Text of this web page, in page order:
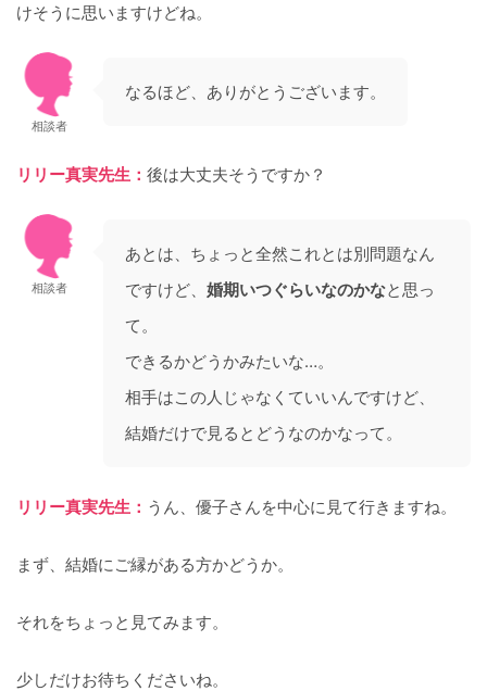
けそうに思いますけどね。
相談者
なるほど、ありがとうございます。
リリー真実先生： 後は大丈夫そうですか？
相談者
あとは、ちょっと全然これとは別問題なん
ですけど、 婚期いつぐらいなのかなと思っ
て。
できるかどうかみたいな…。
相手はこの人じゃなくていいんですけど、
結婚だけで見るとどうなのかなって。
リリー真実先生： うん、優子さんを中心に見て行きますね。
まず、結婚にご縁がある方かどうか。
それをちょっと見てみます。
少しだけお待ちくださいね。